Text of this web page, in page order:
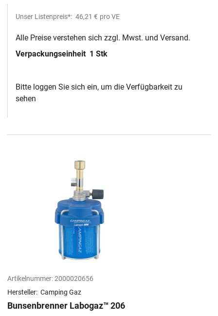
Unser Listenpreis*: 46,21 € pro VE
Alle Preise verstehen sich zzgl. Mwst. und Versand.
Verpackungseinheit 1 Stk
Bitte loggen Sie sich ein, um die Verfügbarkeit zu
sehen
Artikelnummer:2000020656
Hersteller: Camping Gaz
Bunsenbrenner Labogaz™ 206